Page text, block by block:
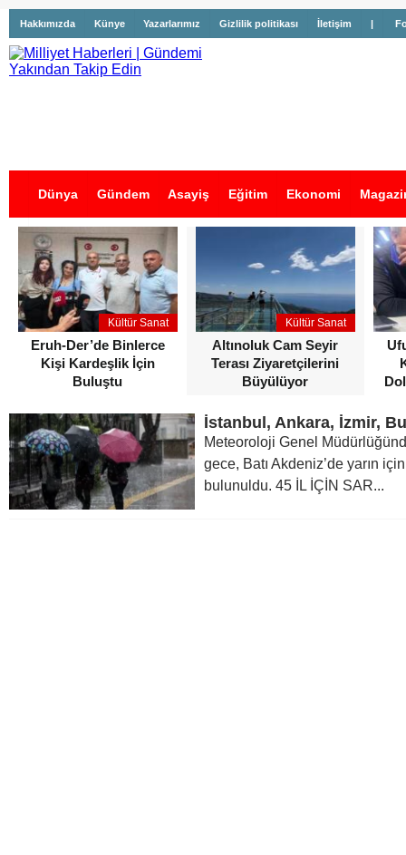
Hakkımızda Künye Yazarlarımız Gizlilik politikası İletişim |
Dünya Gündem Asayiş Eğitim Ekonomi
İş İlanları
Kültür Sanat
Eruh-Der’de Binlerce
Kişi Kardeşlik İçin
Buluştu
Kültür Sanat
Altınoluk Cam Seyir
Terası Ziyaretçilerini
Büyülüyor
Meteoroloji Genel
gece, Batı Akdeniz’de yarın
bulunuldu. 45 İL İÇİN SAR...